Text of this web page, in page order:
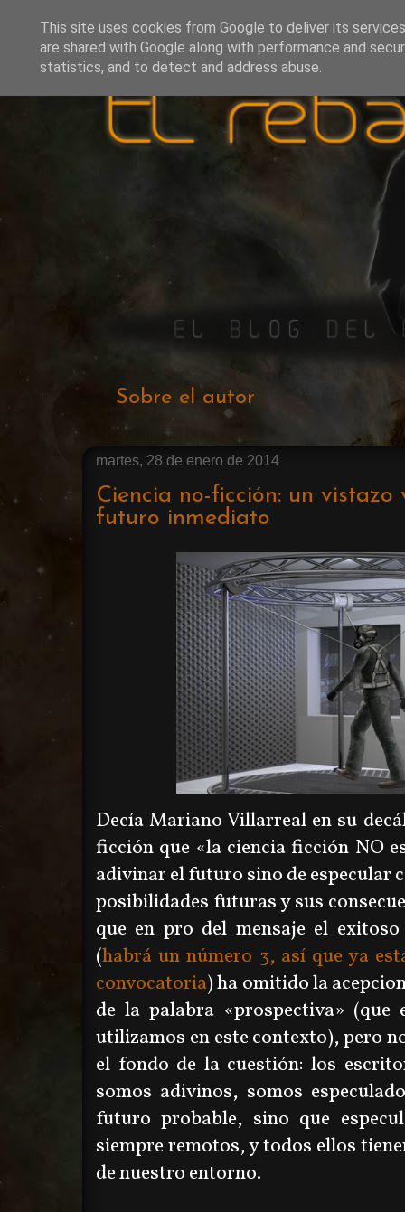
Sobre el autor
martes, 28 de enero de 2014
Ciencia no-ficción: un vistazo
futuro inmediato
Decía Mariano Villarreal en su
ficción que «la ciencia ficción NO
adivinar el futuro sino de especular
posibilidades futuras y sus
que en pro del mensaje el
(habrá un número 3, así que ya
convocatoria) ha omitido la
de la palabra «prospectiva» (que
utilizamos en este contexto), pero
el fondo de la cuestión: los
somos adivinos, somos
futuro probable, sino que
siempre remotos, y todos ellos
de nuestro entorno.
This site uses cookies from Google to deliver its
are shared with Google along with performance and
statistics, and to detect and address abuse.